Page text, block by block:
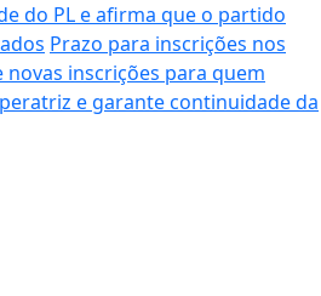
do PL e afirma que o partido
Prazo para inscrições nos
novas inscrições para quem
e garante continuidade da